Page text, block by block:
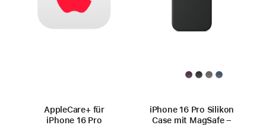
AppleCare+ für
iPhone 16 Pro
iPhone 16 Pro Silikon
Case mit MagSafe –